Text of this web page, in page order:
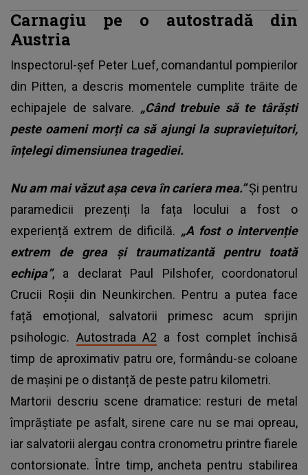
Carnagiu pe o autostradă din
Austria
Inspectorul-șef Peter Luef, comandantul pompierilor
din Pitten, a descris momentele cumplite trăite de
echipajele de salvare. „Când trebuie să te târăști
peste oameni morți ca să ajungi la supraviețuitori,
înțelegi dimensiunea tragediei.
Nu am mai văzut așa ceva în cariera mea.”Și pentru
paramedicii prezenți la fața locului a fost o
experiență extrem de dificilă. „A fost o intervenție
extrem de grea și traumatizantă pentru toată
echipa”, a declarat Paul Pilshofer, coordonatorul
Crucii Roșii din Neunkirchen. Pentru a putea face
față emoțional, salvatorii primesc acum sprijin
psihologic. Autostrada A2 a fost complet închisă
timp de aproximativ patru ore, formându-se coloane
de mașini pe o distanță de peste patru kilometri.
Martorii descriu scene dramatice: resturi de metal
împrăștiate pe asfalt, sirene care nu se mai opreau,
iar salvatorii alergau contra cronometru printre fiarele
contorsionate. Între timp, ancheta pentru stabilirea